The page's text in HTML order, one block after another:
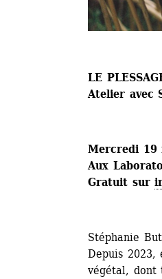
LE
Atelier avec
Mercredi 19
Aux
Gratuit sur
Stéphanie
Depuis
végétal, dont